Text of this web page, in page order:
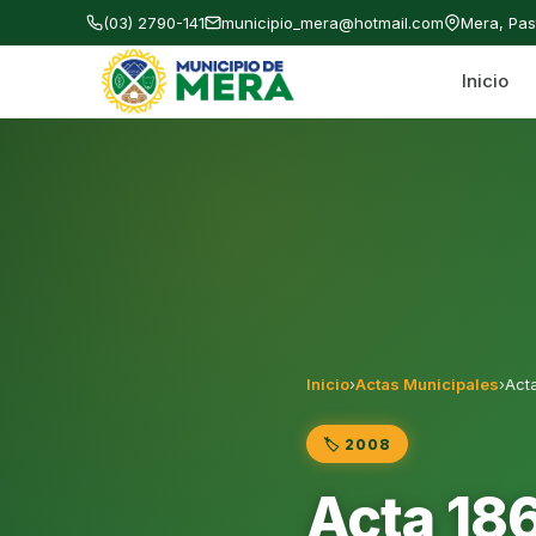
(03) 2790-141 municipio_mera@hotmail.com Mera,
Gobierno Autónomo Descentralizado
Inicio
Inicio›Actas Municipales›
🏷️ 2008
Acta